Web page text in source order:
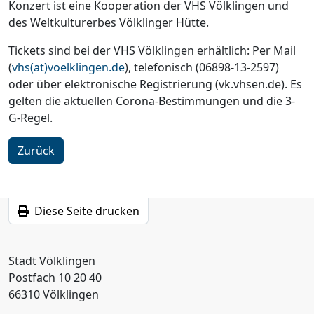
Konzert ist eine Kooperation der VHS Völklingen und
des Weltkulturerbes Völklinger Hütte.
Tickets sind bei der VHS Völklingen erhältlich: Per Mail
(vhs(at)voelklingen.de), telefonisch (06898-13-2597)
oder über elektronische Registrierung (vk.vhsen.de). Es
gelten die aktuellen Corona-Bestimmungen und die 3-
G-Regel.
Zurück
Diese Seite drucken
Stadt Völklingen
Postfach 10 20 40
66310 Völklingen